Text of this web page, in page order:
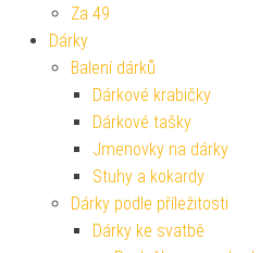
Za 49
Dárky
Balení dárků
Dárkové krabičky
Dárkové tašky
Jmenovky na dárky
Stuhy a kokardy
Dárky podle příležitosti
Dárky ke svatbě